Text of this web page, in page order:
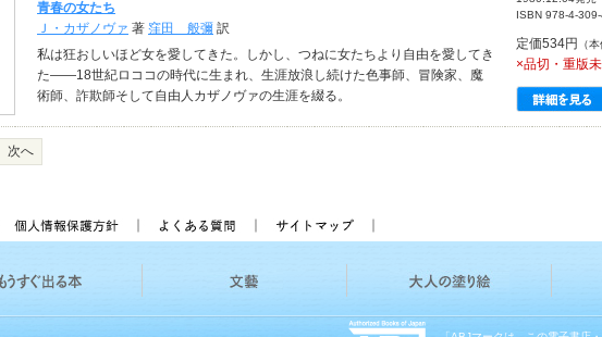
青春の女たち
Ｊ・カザノヴァ 著 窪田 般彌 訳
私は狂おしいほど女を愛してきた。しかし、つねに女たちより自由を愛してき
た――18世紀ロココの時代に生まれ、生涯放浪し続けた色事師、冒険家、魔
術師、詐欺師そして自由人カザノヴァの生涯を綴る。
ISBN 978-4-
定価534円 （
×品切・重版
次へ